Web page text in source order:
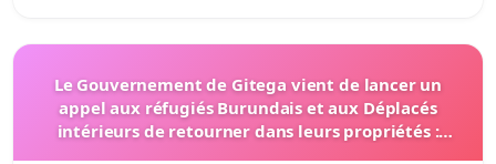
Le Gouvernement de Gitega vient de lancer un
appel aux réfugiés Burundais et aux Déplacés
intérieurs de retourner dans leurs propriétés :